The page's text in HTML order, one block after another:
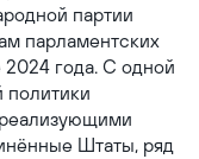
партии
парламентских
года. С одной
политики
Штаты, ряд